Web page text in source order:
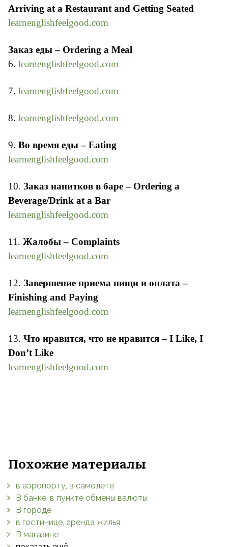
Arriving at a Restaurant and Getting Seated
learnenglishfeelgood.com
Заказ еды – Ordering a Meal
6. learnenglishfeelgood.com
7. learnenglishfeelgood.com
8. learnenglishfeelgood.com
9. Во время еды – Eating
learnenglishfeelgood.com
10. Заказ напитков в баре – Ordering a
Beverage/Drink at a Bar
learnenglishfeelgood.com
11. Жалобы – Complaints
learnenglishfeelgood.com
12. Завершение приема пищи и оплата –
Finishing and Paying
learnenglishfeelgood.com
13. Что нравится, что не нравится – I Like, I
Don’t Like
learnenglishfeelgood.com
Похожие материалы
в аэропорту, в самолете
В банке, в пункте обмены валюты
В городе
в гостинице, аренда жилья
В магазине